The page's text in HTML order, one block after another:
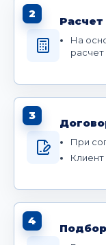
2
На
3
При
Клиент
4